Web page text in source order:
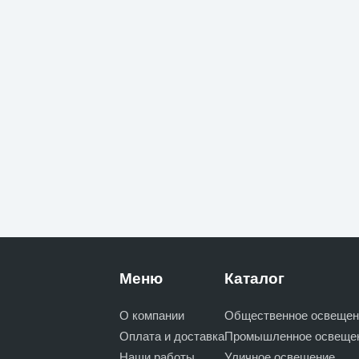
Меню
О компании
Оплата и доставка
Каталог
Общественное
Промышленное